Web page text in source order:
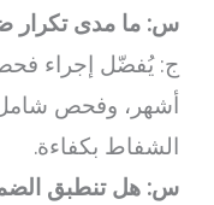
س: ما مدى تكرار
أشهر، وفحص
الشفاط بكفاءة.
س: هل تنطبق